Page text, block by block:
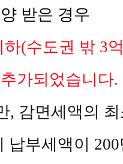
받은 경우
(수도권 밖 3
가되었습니다.
, 감면세액의
납부세액이